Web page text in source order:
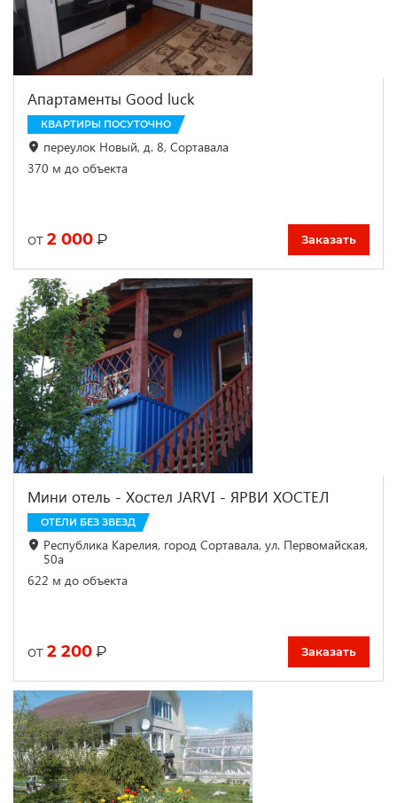
Апартаменты Good luck
КВАРТИРЫ ПОСУТОЧНО
переулок Новый, д. 8, Сортавала
370 м до объекта
от 2 000 ₽ Заказать
Мини отель - Хостел JARVI - ЯРВИ ХОСТЕЛ
ОТЕЛИ БЕЗ ЗВЕЗД
Республика Карелия, город Сортавала, ул. Первомайская,
50а
622 м до объекта
от 2 200 ₽ Заказать